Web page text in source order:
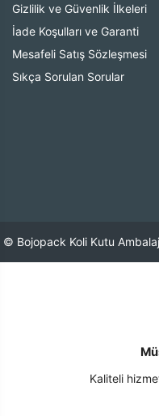
Gizlilik ve Güvenlik İlkeleri
İade Koşulları ve Garanti
Mesafeli Satış Sözleşmesi
Sıkça Sorulan Sorular
© Bojopack Koli Kutu
Kaliteli